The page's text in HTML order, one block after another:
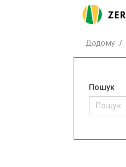
Додому
Пошук